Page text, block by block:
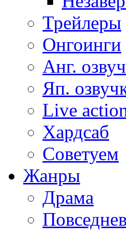
Трейлеры
Онгоинги
Анг.
Яп.
Live
Хардсаб
Советуем
Жанры
Драма